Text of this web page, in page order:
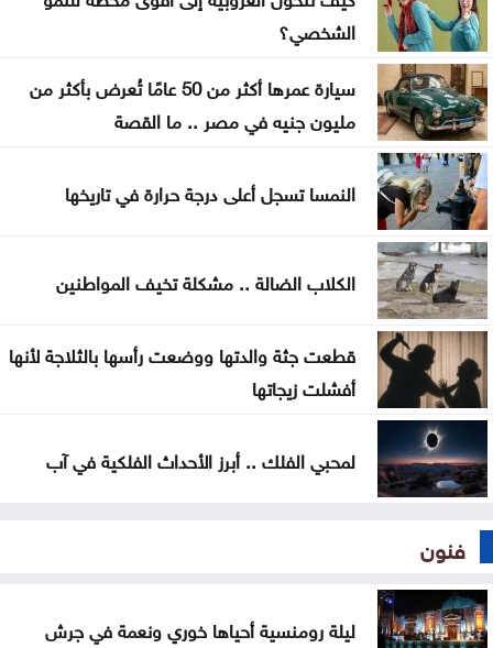
تنفيذ 23 مشروعاً لطرق محافظة المفرق
البرلمان العربي يدين استهداف المدنيين بالسعودية
واليمن
ارتفاع حصيلة الهجوم الذي نفذه تلميذ على مدرسة
بتايلند
70 ألفا يؤدون صلاة الجمعة بالأقصى
الشخصي؟
سيارة عمرها أكثر من 50 عامًا تُعرض بأكثر من
مليون جنيه في مصر .. ما القصة
النمسا تسجل أعلى درجة حرارة في تاريخها
الكلاب الضالة .. مشكلة تخيف المواطنين
قطعت جثة والدتها ووضعت رأسها بالثلاجة لأنها
أفشلت زيجاتها
لمحبي الفلك .. أبرز الأحداث الفلكية في آب
فنون
ليلة رومنسية أحياها خوري ونعمة في جرش